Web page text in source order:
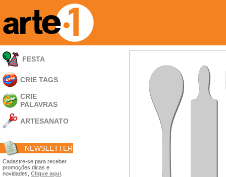
FESTA
CRIE TAGS
CRIE
PALAVRAS
ARTESANATO
Acrílico
Porta Retratos
Ferramentas
- Carimbões
NEWSLETTER
Cadastre-se para receber
promoções dicas e
novidades, Clique aqui